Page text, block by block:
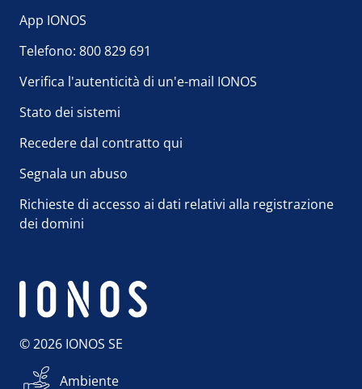
App IONOS
Telefono: 800 829 691
Verifica l'autenticità di un'e-mail IONOS
Stato dei sistemi
Recedere dal contratto qui
Segnala un abuso
Richieste di accesso ai dati relativi alla registrazione
dei domini
© 2026 IONOS SE
Ambiente